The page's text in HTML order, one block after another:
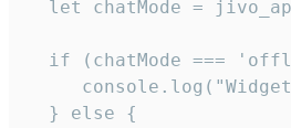
let chatMode =
if (chatMode ===
  } else {